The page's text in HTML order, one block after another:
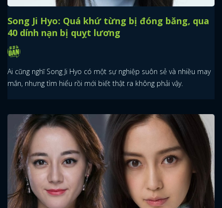
Song Ji Hyo: Quá khứ từng bị đóng băng, qua
40 dính nạn bị quỵt lương
Ai cũng nghĩ Song Ji Hyo có một sự nghiệp suôn sẻ và nhiều may
mắn, nhưng tìm hiểu rồi mới biết thật ra không phải vậy.